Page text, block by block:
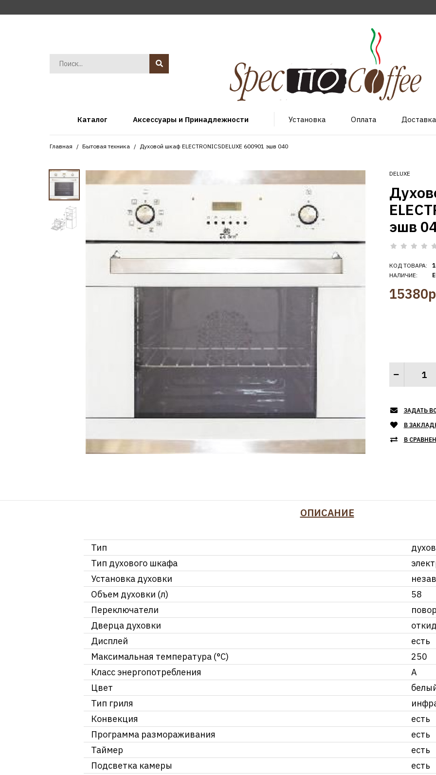
Каталог Аксессуары и Принадлежности Установка Оплата Доставка
Главная Бытовая техника Духовой шкаф ELECTRONICSDELUXE 600901 эшв 040
DELUXE
эшв
КОД ТОВАРА:
НАЛИЧИЕ:
ЗАДАТЬ
В
В
ОПИСАНИЕ
Тип
Тип духового шкафа
Установка духовки
Объем духовки (л)
58
Переключатели
Дверца духовки
Дисплей
есть
Максимальная температура (°C)
250
Класс энергопотребления
А
Цвет
Тип гриля
Конвекция
есть
Программа размораживания
есть
Таймер
есть
Подсветка камеры
есть